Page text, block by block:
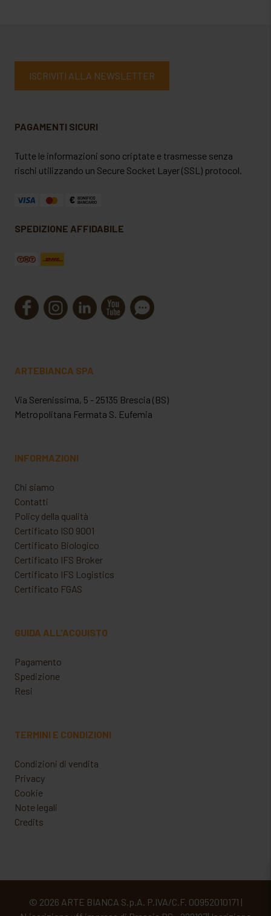
ISCRIVITI ALLA NEWSLETTER
PAGAMENTI SICURI
Tutte le informazioni sono criptate e trasmesse senza
rischi utilizzando un Secure Socket Layer (SSL) protocol.
SPEDIZIONE AFFIDABILE
ARTEBIANCA SPA
Via Serenissima, 5 - 25135 Brescia (BS)
Metropolitana Fermata S. Eufemia
INFORMAZIONI
Chi siamo
Contatti
Policy della qualità
Certificato ISO 9001
Certificato Biologico
Certificato IFS Broker
Certificato IFS Logistics
Certificato FGAS
GUIDA ALL'ACQUISTO
Pagamento
Spedizione
Resi
TERMINI E CONDIZIONI
Condizioni di vendita
Privacy
Cookie
Note legali
Credits
© 2026 ARTE BIANCA S.p.A. P.IVA/C.F. 00952010171 |